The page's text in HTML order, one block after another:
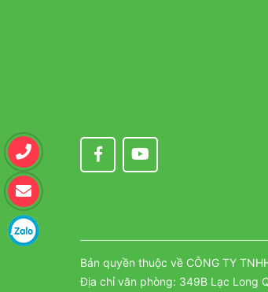
Bản quyền thuộc về CÔNG TY
Địa chỉ văn phòng: 349B Lạc Long